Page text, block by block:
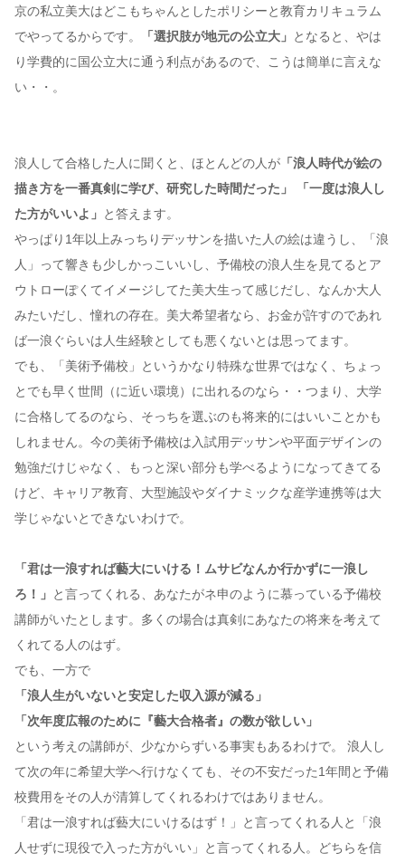
京の私立美大はどこもちゃんとしたポリシーと教育カリキュラム
でやってるからです。
「選択肢が地元の公立大」 となると、やは
り学費的に国公立大に通う利点があるので、こうは簡単に言えな
い・・。
浪人して合格した人に聞くと、ほとんどの人が 「浪人時代が絵の
描き方を一番真剣に学び、研究した時間だった」 「一度は浪人し
た方がいいよ」 と答えます。
やっぱり1年以上みっちりデッサンを描いた人の絵は違うし、「浪
人」って響きも少しかっこいいし、予備校の浪人生を見てるとア
ウトローぽくてイメージしてた美大生って感じだし、なんか大人
みたいだし、憧れの存在。美大希望者なら、お金が許すのであれ
ば一浪ぐらいは人生経験としても悪くないとは思ってます。
でも、「美術予備校」というかなり特殊な世界ではなく、ちょっ
とでも早く世間（に近い環境）に出れるのなら・・つまり、大学
に合格してるのなら、そっちを選ぶのも将来的にはいいことかも
しれません。今の美術予備校は入試用デッサンや平面デザインの
勉強だけじゃなく、もっと深い部分も学べるようになってきてる
けど、キャリア教育、大型施設やダイナミックな産学連携等は大
学じゃないとできないわけで。
「君は一浪すれば藝大にいける！ムサビなんか行かずに一浪し
ろ！」 と言ってくれる、あなたがネ申のように慕っている予備校
講師がいたとします。多くの場合は真剣にあなたの将来を考えて
くれてる人のはず。
でも、一方で
「浪人生がいないと安定した収入源が減る」
「次年度広報のために『藝大合格者』の数が欲しい」
という考えの講師が、少なからずいる事実もあるわけで。 浪人し
て次の年に希望大学へ行けなくても、その不安だった1年間と予備
校費用をその人が清算してくれるわけではありません。
「君は一浪すれば藝大にいけるはず！」と言ってくれる人と「浪
人せずに現役で入った方がいい」と言ってくれる人。どちらを信